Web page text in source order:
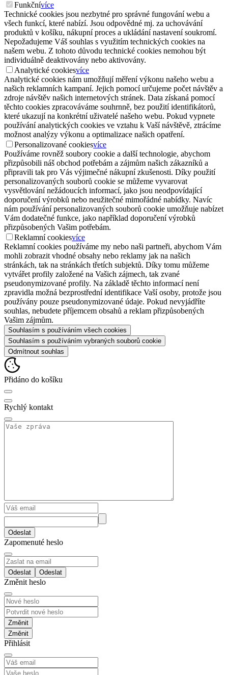
Funkčnívíce
Technické cookies jsou nezbytné pro správné fungování webu a
všech funkcí, které nabízí. Jsou odpovědné mj. za uchovávání
produktů v košíku, nákupní proces a ukládání nastavení soukromí.
Nepožadujeme Váš souhlas s využitím technických cookies na
našem webu. Z tohoto důvodu technické cookies nemohou být
individuálně deaktivovány nebo aktivovány.
Analytické cookiesvíce
Analytické cookies nám umožňují měření výkonu našeho webu a
našich reklamních kampaní. Jejich pomocí určujeme počet návštěv a
zdroje návštěv našich internetových stránek. Data získaná pomocí
těchto cookies zpracováváme souhrnně, bez použití identifikátorů,
které ukazují na konkrétní uživatelé našeho webu. Pokud vypnete
používání analytických cookies ve vztahu k Vaší návštěvě, ztrácíme
možnost analýzy výkonu a optimalizace našich opatření.
Personalizované cookiesvíce
Používáme rovněž soubory cookie a další technologie, abychom
přizpůsobili náš obchod potřebám a zájmům našich zákazníků a
připravili tak pro Vás výjimečné nákupní zkušenosti. Díky použití
personalizovaných souborů cookie se můžeme vyvarovat
vysvětlování nežádoucích informací, jako jsou neodpovídající
doporučení výrobků nebo neužitečné mimořádné nabídky. Navíc
nám používání personalizovaných souborů cookie umožňuje nabízet
Vám dodatečné funkce, jako například doporučení výrobků
přizpůsobených Vašim potřebám.
Reklamní cookiesvíce
Reklamní cookies používáme my nebo naši partneři, abychom Vám
mohli zobrazit vhodné obsahy nebo reklamy jak na našich
stránkách, tak na stránkách třetích subjektů. Díky tomu můžeme
vytvářet profily založené na Vašich zájmech, tak zvané
pseudonymizované profily. Na základě těchto informací není
zpravidla možná bezprostřední identifikace Vaší osoby, protože jsou
používány pouze pseudonymizované údaje. Pokud nevyjádříte
souhlas, nebudete příjemcem obsahů a reklam přizpůsobených
Vašim zájmům.
Souhlasím s používáním všech cookies
Souhlasím s používáním vybraných souborů cookie
Odmítnout souhlas
Přidáno do košíku
Rychlý kontakt
Odeslat
Zapomenuté heslo
Odeslat
Změnit heslo
Změnit
Přihlásit